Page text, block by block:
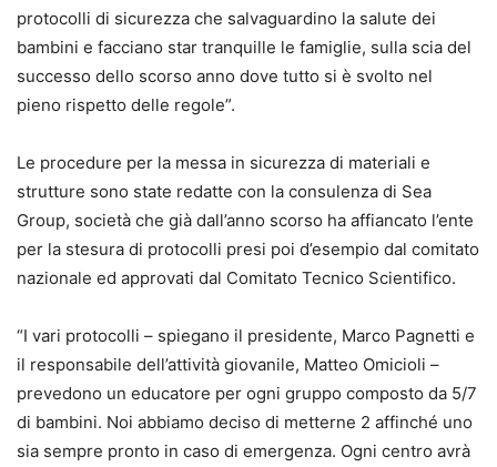
protocolli di sicurezza che salvaguardino la salute dei
bambini e facciano star tranquille le famiglie, sulla scia del
successo dello scorso anno dove tutto si è svolto nel
pieno rispetto delle regole”.
Le procedure per la messa in sicurezza di materiali e
strutture sono state redatte con la consulenza di Sea
Group, società che già dall’anno scorso ha affiancato l’ente
per la stesura di protocolli presi poi d’esempio dal comitato
nazionale ed approvati dal Comitato Tecnico Scientifico.
“I vari protocolli – spiegano il presidente, Marco Pagnetti e
il responsabile dell’attività giovanile, Matteo Omicioli –
prevedono un educatore per ogni gruppo composto da 5/7
di bambini. Noi abbiamo deciso di metterne 2 affinché uno
sia sempre pronto in caso di emergenza. Ogni centro avrà